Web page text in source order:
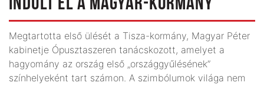
INDULT EL A MAGYAR-KORMÁNY
Megtartotta első ülését a Tisza-kormány, Magyar Péter
kabinetje Ópusztaszeren tanácskozott, amelyet a
hagyomány az ország első „országgyűlésének”
színhelyeként tart számon. A szimbólumok világa nem